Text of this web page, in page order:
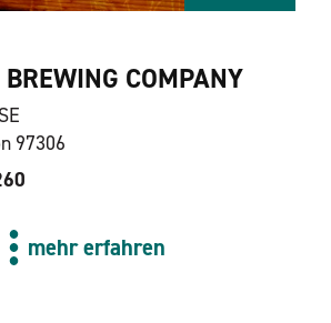
COMPANY
97306
mehr erfahren